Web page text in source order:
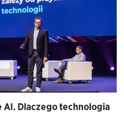
AI. Dlaczego technologia